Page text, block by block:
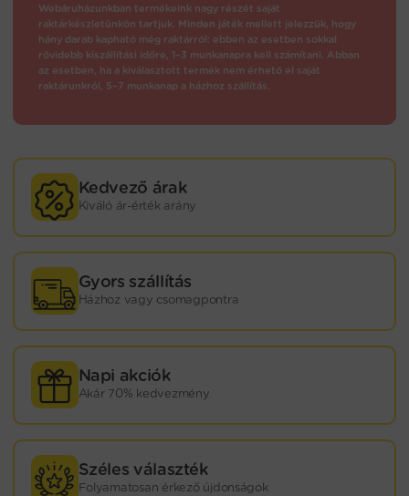
Webáruházunkban termékeink nagy részét saját
raktárkészletünkön tartjuk. Minden játék mellett jelezzük, hogy
hány darab kapható még raktárról: ebben az esetben sokkal
rövidebb kiszállítási időre, 1–3 munkanapra kell számítani. Abban
az esetben, ha a kiválasztott termék nem érhető el saját
raktárunkról, 5–7 munkanap a házhoz szállítás.
Kedvező árak
Kiváló ár-érték arány
Gyors szállítás
Házhoz vagy csomagpontra
Napi akciók
Akár 70% kedvezmény
Széles választék
Folyamatosan érkező újdonságok